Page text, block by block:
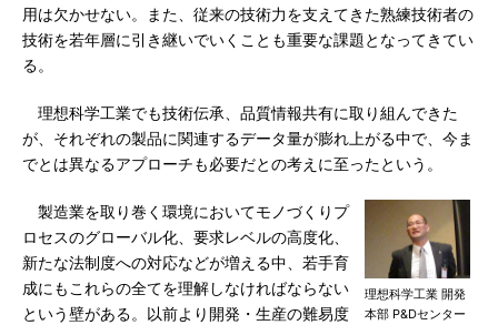
用は欠かせない。また、従来の技術力を支えてきた熟練技術者の
技術を若年層に引き継いでいくことも重要な課題となってきてい
る。
理想科学工業でも技術伝承、品質情報共有に取り組んできた
が、それぞれの製品に関連するデータ量が膨れ上がる中で、今ま
でとは異なるアプローチも必要だとの考えに至ったという。
理想科学工業 開発
本部 P&Dセンター
製造業を取り巻く環境においてモノづくりプ
ロセスのグローバル化、要求レベルの高度化、
新たな法制度への対応などが増える中、若手育
成にもこれらの全てを理解しなければならない
という壁がある。以前より開発・生産の難易度